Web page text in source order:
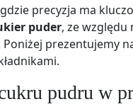
precyzja ma
puder, ze
Poniżej prezentujemy
pudru w